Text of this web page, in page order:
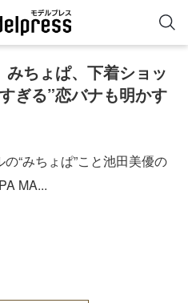
ちょぱ、下着ショッ
ぎる”恋バナも明かす
“みちょぱ”こと池田美優の
MA...